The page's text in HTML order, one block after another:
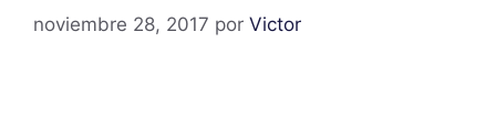
noviembre 28, 2017 por Victor